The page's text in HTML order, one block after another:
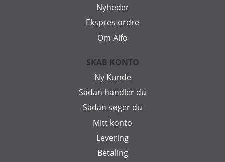
Nyheder
Ekspres ordre
Om Aifo
SKAB KONTO
Ny Kunde
Sådan handler du
Sådan søger du
Mitt konto
Levering
Betaling